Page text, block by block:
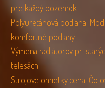
pre každý pozemok
Polyuretánová podlaha:
komfortné podlahy
Výmena radiátorov pri
telesách
Strojove omietky cena: Čo